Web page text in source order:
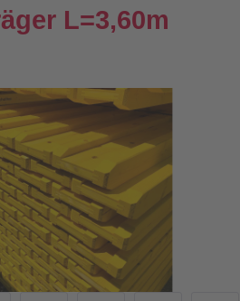
L=3,60m